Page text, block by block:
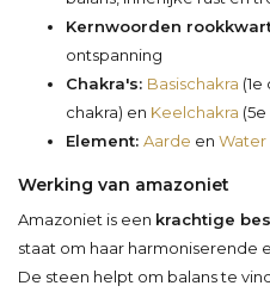
Kernwoorden
ontspanning
Chakra's: Basischakra (1e
chakra) en Keelchakra
Element: Aarde en Water
Werking van amazoniet
Amazoniet is een krachtige
staat om haar harmoniserende
De steen helpt om balans te